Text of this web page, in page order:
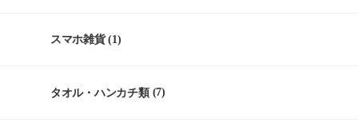
スマホ雑貨(1)
タオル・ハンカチ類(7)